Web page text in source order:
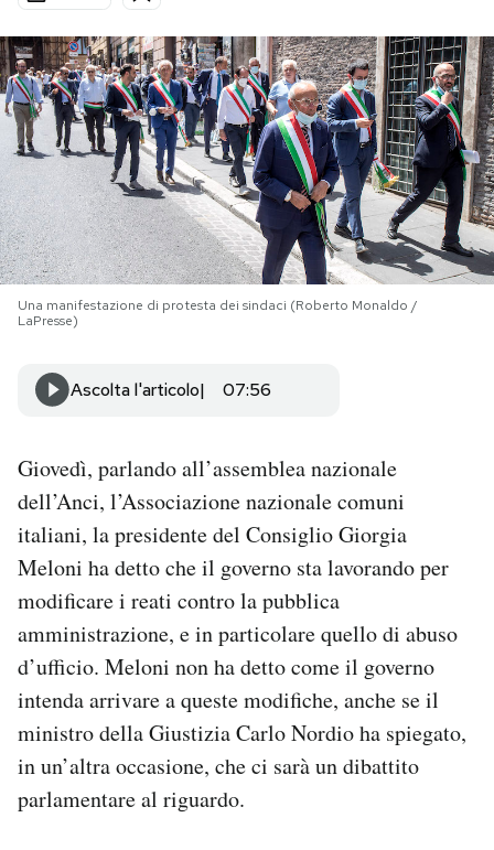
Economia
Sport
Mondiali calcio 2026
PODCAST
NEWSLETTER
I MIEI PREFERITI
AREA PERSONALE
Area Personale
Newsletter
Notifiche mobile
Regala il Post
Hai bisogno di aiuto?
Esci
Una manifestazione di protesta dei sindaci (Roberto Monaldo /
LaPresse)
Ascolta l'articolo 07:56
Giovedì, parlando all’assemblea nazionale
dell’Anci, l’Associazione nazionale comuni
italiani, la presidente del Consiglio Giorgia
Meloni ha detto che il governo sta lavorando per
modificare i reati contro la pubblica
amministrazione, e in particolare quello di abuso
d’ufficio. Meloni non ha detto come il governo
intenda arrivare a queste modifiche, anche se il
ministro della Giustizia Carlo Nordio ha spiegato,
in un’altra occasione, che ci sarà un dibattito
parlamentare al riguardo.